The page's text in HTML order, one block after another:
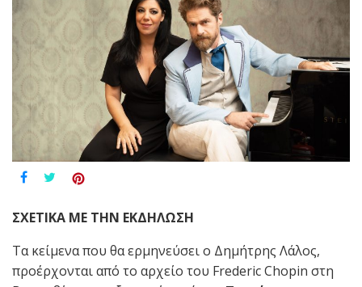
ΣΧΕΤΙΚΑ ΜΕ ΤΗΝ ΕΚΔΗΛΩΣΗ
Τα κείμενα που θα ερμηνεύσει ο Δημήτρης Λάλος,
προέρχονται από το αρχείο του Frederic Chopin στη